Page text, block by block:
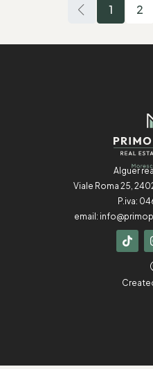
1 2
Alguer
Viale Roma 25,
P.iva:
email: